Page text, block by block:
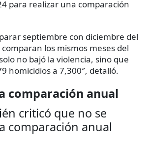
para realizar una comparación
septiembre con diciembre del
los mismos meses del
no bajó la violencia, sino que
homicidios a 7,300″, detalló.
comparación anual
criticó que no se
comparación anual